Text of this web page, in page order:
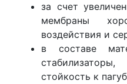
за счет
мембраны
воздействия и
в составе
стойкость к